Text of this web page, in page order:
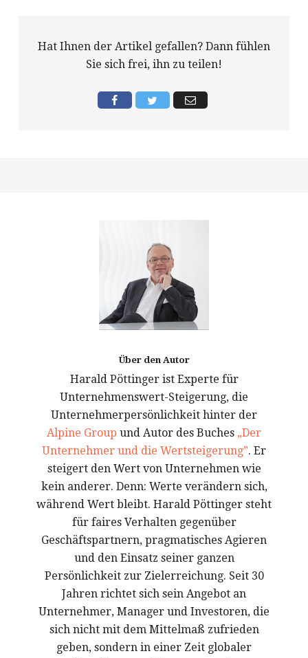
Hat Ihnen der Artikel gefallen? Dann fühlen
Sie sich frei, ihn zu teilen!
Über den Autor
Harald Pöttinger ist Experte für
Unternehmenswert-Steigerung, die
Unternehmerpersönlichkeit hinter der
Alpine Group und Autor des Buches „Der
Unternehmer und die Wertsteigerung”. Er
steigert den Wert von Unternehmen wie
kein anderer. Denn: Werte verändern sich,
während Wert bleibt. Harald Pöttinger steht
für faires Verhalten gegenüber
Geschäftspartnern, pragmatisches Agieren
und den Einsatz seiner ganzen
Persönlichkeit zur Zielerreichung. Seit 30
Jahren richtet sich sein Angebot an
Unternehmer, Manager und Investoren, die
sich nicht mit dem Mittelmaß zufrieden
geben, sondern in einer Zeit globaler